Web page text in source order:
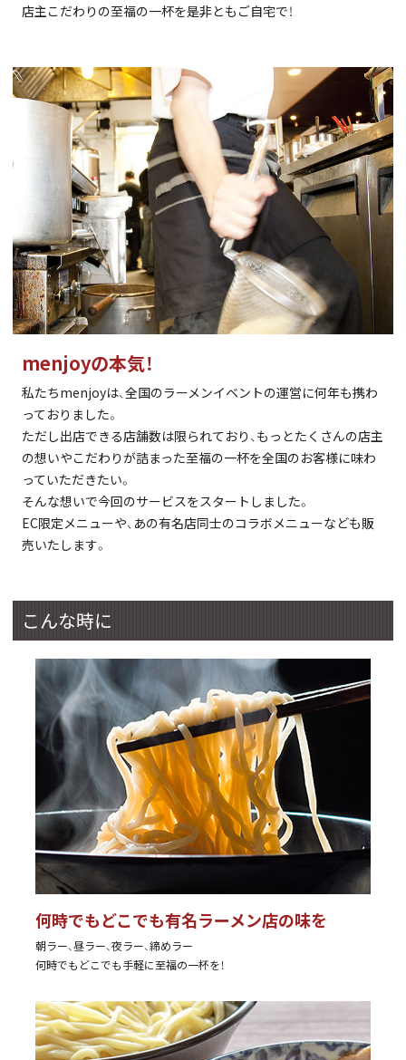
店主こだわりの至福の一杯を是非ともご自宅で！
menjoyの本気！
私たちmenjoyは、全国のラーメンイベントの運営に何年も携わ
っておりました。
ただし出店できる店舗数は限られており、もっとたくさんの店主
の想いやこだわりが詰まった至福の一杯を全国のお客様に味わ
っていただきたい。
そんな想いで今回のサービスをスタートしました。
EC限定メニューや、あの有名店同士のコラボメニューなども販
売いたします。
こんな時に
何時でもどこでも有名ラーメン店の味を
朝ラー、昼ラー、夜ラー、締めラー
何時でもどこでも手軽に至福の一杯を！